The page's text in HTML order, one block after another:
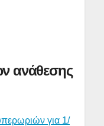
ανάθεσης
για 1/